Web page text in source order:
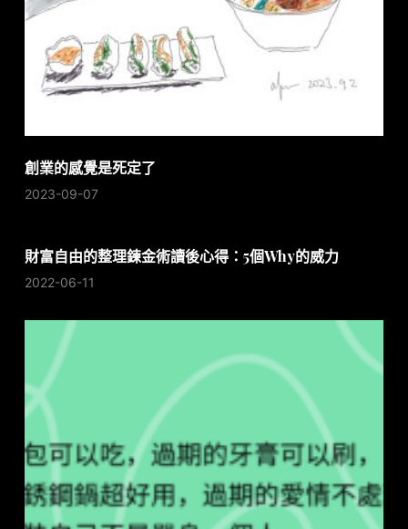
創業的感覺是死定了
2023-09-07
財富自由的整理鍊金術讀後心得：5個Why的威力
2022-06-11